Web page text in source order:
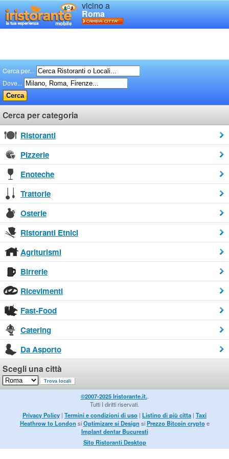
vicino a
Roma
Cerca per...
Dove...
Cerca per categoria
Ristoranti
Pizzerie
Enoteche
Trattorie
Osterie
Ristoranti Etnici
Agriturismi
Birrerie
Ricevimenti
Fast-Food
Catering
Da Asporto
Scegli una città
©2007-2025 Iristorante.it..
Tutti I diritti riservati.
Privacy Policy | Termini e condizioni di uso | Listino di più citta | Taxi
Heathrow to London siOptimizare si Design siPrezzo Bitcoin cryptoe
Implant dentar Bucuresti
Sito Ristoranti Desktop